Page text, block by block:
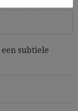
subtiele